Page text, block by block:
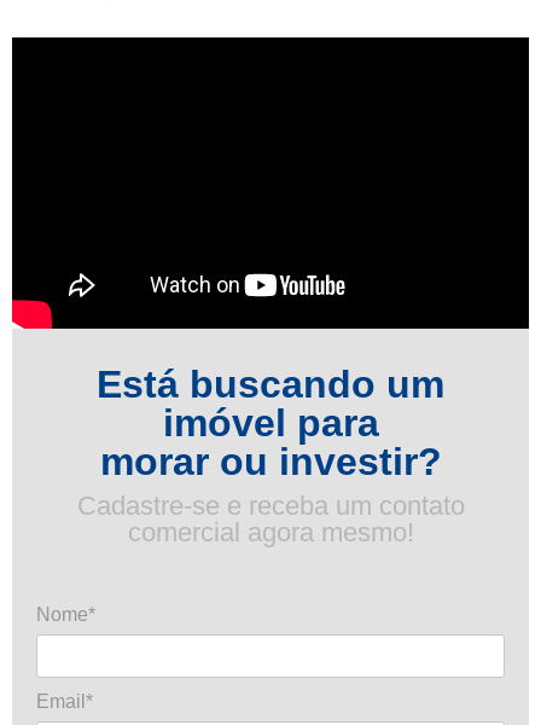
Está buscando um
imóvel para
morar ou investir?
Cadastre-se e receba um contato
comercial agora mesmo!
Nome*
Email*